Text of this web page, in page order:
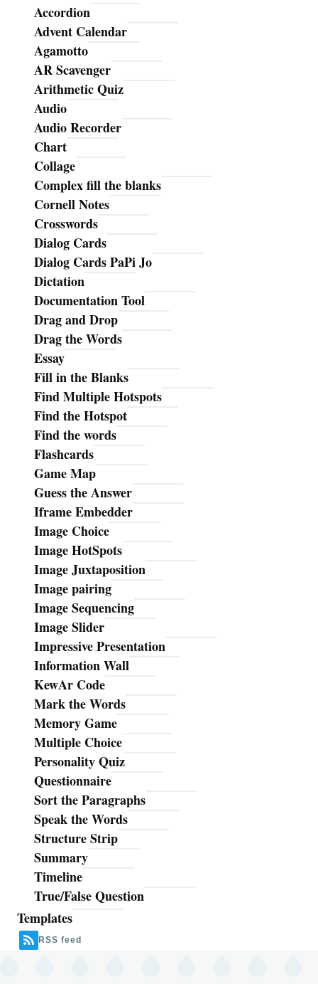
Accordion
Advent Calendar
Agamotto
AR Scavenger
Arithmetic Quiz
Audio
Audio Recorder
Chart
Collage
Complex fill the blanks
Cornell Notes
Crosswords
Dialog Cards
Dialog Cards PaPi Jo
Dictation
Documentation Tool
Drag and Drop
Drag the Words
Essay
Fill in the Blanks
Find Multiple Hotspots
Find the Hotspot
Find the words
Flashcards
Game Map
Guess the Answer
Iframe Embedder
Image Choice
Image HotSpots
Image Juxtaposition
Image pairing
Image Sequencing
Image Slider
Impressive Presentation
Information Wall
KewAr Code
Mark the Words
Memory Game
Multiple Choice
Personality Quiz
Questionnaire
Sort the Paragraphs
Speak the Words
Structure Strip
Summary
Timeline
True/False Question
Templates
RSS feed